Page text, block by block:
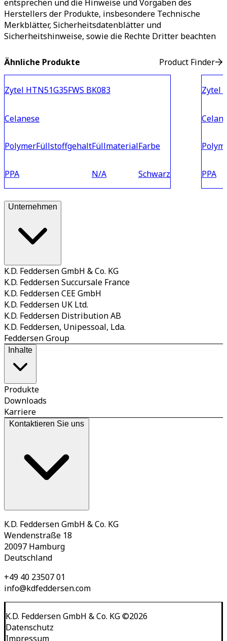
entsprechen und die Hinweise und Vorgaben des
Herstellers der Produkte, insbesondere Technische
Merkblätter, Sicherheitsdatenblätter und
Sicherheitshinweise, sowie die Rechte Dritter beachten
Ähnliche Produkte Product Finder
Zytel HTN51G35FWS BK083
Celanese
Polymer
PPA
FüllstoffgehaltFüllmaterial
N/A
Farbe
Schwarz
Zytel
PPA
Unternehmen
K.D. Feddersen GmbH & Co. KG
K.D. Feddersen Succursale France
K.D. Feddersen CEE GmbH
K.D. Feddersen UK Ltd.
K.D. Feddersen Distribution AB
K.D. Feddersen, Unipessoal, Lda.
Feddersen Group
Inhalte
Produkte
Downloads
Karriere
K.D. Feddersen GmbH & Co. KG
Wendenstraße 18
20097 Hamburg
Deutschland
+49 40 23507 01
info@kdfeddersen.com
K.D. Feddersen GmbH & Co. KG©2026
Datenschutz
Impressum